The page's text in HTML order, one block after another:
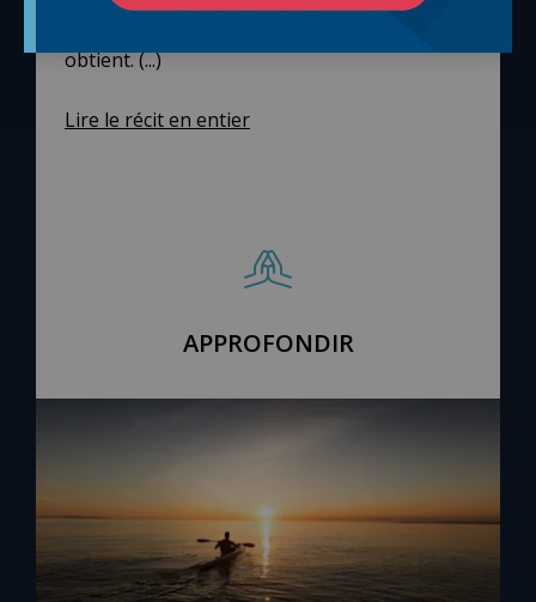
obtient. (...)
Lire le récit en entier
APPROFONDIR